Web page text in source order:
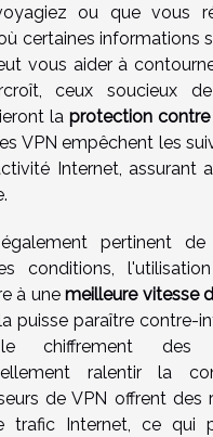
ou que vous
certaines informations
vous aider à
ceux soucieux
la protection contre
VPN empêchent les
Internet, assurant
pertinent
conditions,
à unemeilleure vitesse
puisse paraître contre-
chiffrement des
ralentir la
de VPN offrent des
trafic Internet, ce qui